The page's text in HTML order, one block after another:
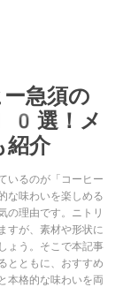
急須の
選！メ
紹介
いるのが「コーヒー
な味わいを楽しめる
の理由です。ニトリ
すが、素材や形状に
ょう。そこで本記事
とともに、おすすめ
本格的な味わいを両